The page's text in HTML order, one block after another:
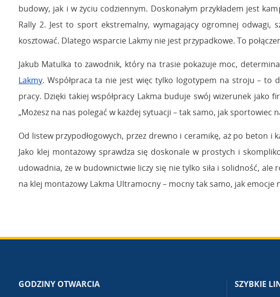
budowy, jak i w życiu codziennym. Doskonałym przykładem jest
Rally 2. Jest to sport ekstremalny, wymagający ogromnej odwagi,
kosztować. Dlatego wsparcie Lakmy nie jest przypadkowe. To
Jakub Matulka to zawodnik, który na trasie pokazuje moc,
Lakmy. Współpraca ta nie jest więc tylko logotypem na stroju – to
pracy. Dzięki takiej współpracy Lakma buduje swój wizerunek
„Możesz na nas polegać w każdej sytuacji – tak samo, jak sportowiec
Od listew przypodłogowych, przez drewno i ceramikę, aż po beton
Jako klej montażowy sprawdza się doskonale w prostych i
udowadnia, że w budownictwie liczy się nie tylko siła i solidność,
na klej montażowy Lakma Ultramocny – mocny tak samo, jak emocje
GODZINY OTWARCIA SZYBKIE